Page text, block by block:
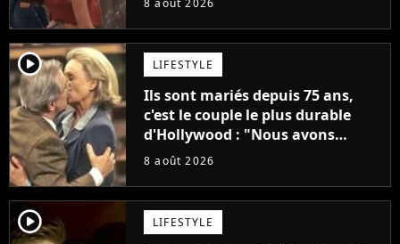
player2 LIFESTYLE
Ils sont mariés depuis 75 ans,
c'est le couple le plus durable
d'Hollywood : "Nous avons
avancé jour après jour, et les
décennies"
8 août 2026
player2 LIFESTYLE